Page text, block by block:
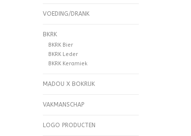
VOEDING/DRANK
BKRK
BKRK Bier
BKRK Leder
BKRK Keramiek
MADOU X BOKRIJK
VAKMANSCHAP
LOGO PRODUCTEN